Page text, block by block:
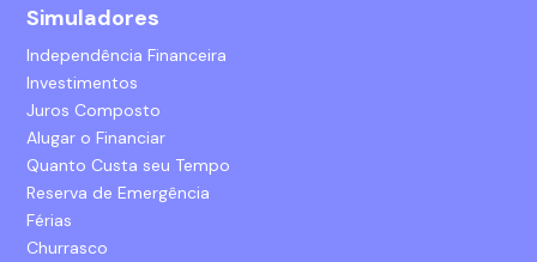
Simuladores
Independência Financeira
Investimentos
Juros Composto
Alugar o Financiar
Quanto Custa seu Tempo
Reserva de Emergência
Férias
Churrasco